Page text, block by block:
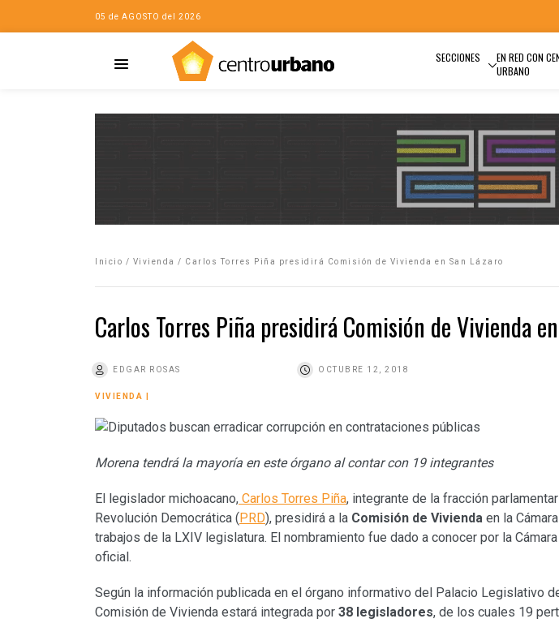
05 de AGOSTO del 2026
SECCIONES
EN RED CON
URBANO
Inicio / Vivienda / Carlos Torres Piña presidirá Comisión de Vivienda en San Lázaro
Carlos Torres Piña presidirá Comisión de Vivienda
EDGAR ROSAS OCTUBRE 12, 2018
VIVIENDA
Morena tendrá la mayoría en este órgano al contar con 19 integrantes
El legislador michoacano, Carlos Torres Piña, integrante de la fracción
Revolución Democrática ( PRD), presidirá a la Comisión de Vivienda en la
trabajos de la LXIV legislatura. El nombramiento fue dado a conocer por la
oficial.
Según la información publicada en el órgano informativo del Palacio Legislativo
Comisión de Vivienda estará integrada por 38 legisladores, de los cuales 19